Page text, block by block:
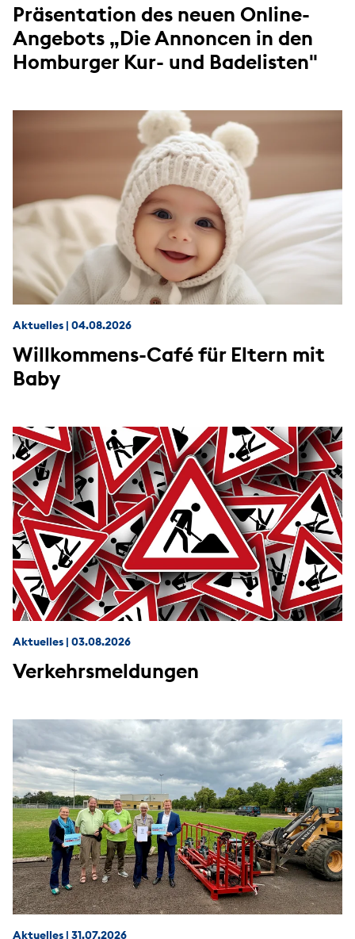
Präsentation des neuen Online-
Angebots „Die Annoncen in den
Homburger Kur- und Badelisten"
Aktuelles | 04.08.2026
Willkommens-Café für Eltern mit
Baby
Aktuelles | 03.08.2026
Verkehrsmeldungen
Aktuelles | 31.07.2026